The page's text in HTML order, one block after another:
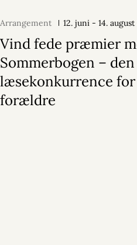
Arrangement 12. juni - 14.
Vind fede præmier
Sommerbogen –
læsekonkurrence
forældre